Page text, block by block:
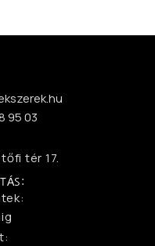
95 03
tér 17.